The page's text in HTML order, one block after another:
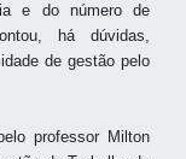
e do número de
há dúvidas,
de gestão pelo
professor Milton